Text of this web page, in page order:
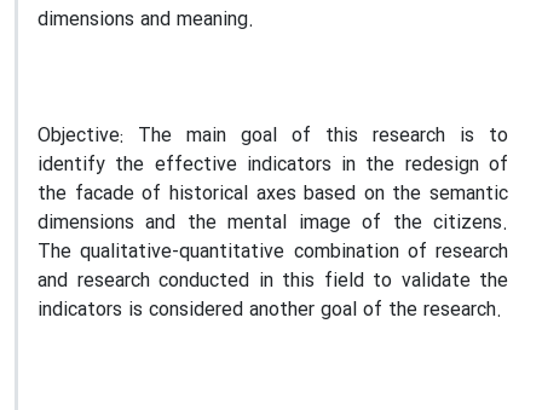
dimensions and meaning.
Objective: The main goal of this research is to
identify the effective indicators in the redesign of
the facade of historical axes based on the semantic
dimensions and the mental image of the citizens.
The qualitative-quantitative combination of research
and research conducted in this field to validate the
indicators is considered another goal of the research.